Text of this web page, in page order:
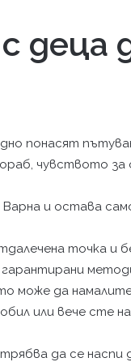
деца
понасят
чувството за
и остава
точка и
може да
или вече сте
да се наспи